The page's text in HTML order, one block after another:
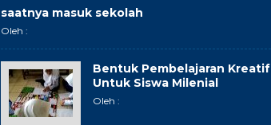
saatnya masuk sekolah
Oleh :
Bentuk Pembelajaran Kreatif
Untuk Siswa Milenial
Oleh :